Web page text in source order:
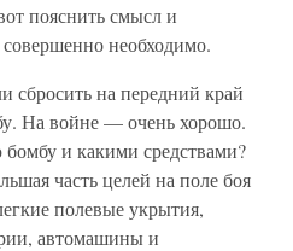
пояснить смысл и
необходимо.
сбросить на передний край
На войне — очень хорошо.
и какими средствами?
часть целей на поле боя
полевые укрытия,
автомашины и